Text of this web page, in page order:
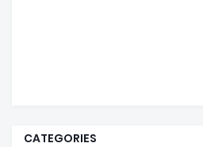
CATEGORIES